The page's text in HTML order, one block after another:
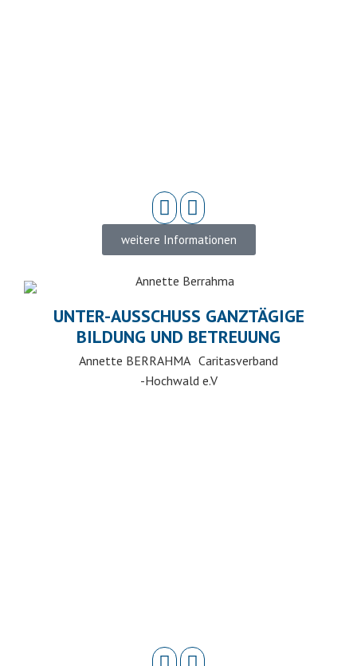
weitere Informationen
UNTER-AUSSCHUSS GANZTÄGIGE
BILDUNG UND BETREUUNG
Annette BERRAHMA Caritasverband
-Hochwald e.V